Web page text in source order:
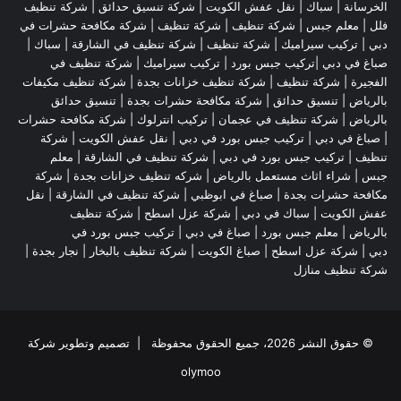
الخرسانة | سباك نقل عفش الكويت شركة تنسيق حدائق
شركة تنظيف
فلل
معلم جبس شركة تنظيف شركة تنظيف
شركة مكافحة حشرات في
دبي
تركيب سيراميك شركة تنظيف شركة تنظيف في الشارقة | سباك |
صباغ في دبي |تركيب جبس بورد | تركيب سيراميك
شركة تنظيف في
الفجيرة
شركة تنظيف شركة تنظيف خزانات بجدة
شركة تنظيف مكيفات
بالرياض
تنسيق حدائق شركة مكافحة حشرات بجدة
تنسيق حدائق
بالرياض
شركة تنظيف في عجمان | تركيب انترلوك | شركة مكافحة حشرات
صباغ في دبي تركيب جبس بورد في دبي نقل عفش الكويت
شركة
تنظيف
تركيب جبس بورد في دبي شركة تنظيف في الشارقة
معلم
جبس
شراء اثاث مستعمل بالرياض شركه تنظيف خزانات بجدة
شركة
مكافحة حشرات بجدة
صباغ في ابوظبي شركة تنظيف في الشارقة
نقل
عفش الكويت | سباك في دبي | شركة عزل اسطح
شركة تنظيف
بالرياض
معلم جبس بورد صباغ في دبي
تركيب جبس بورد في
دبي
شركة عزل اسطح صباغ الكويت شركة تنظيف بالبخار نجار بجدة
شركة تنظيف منازل
© حقوق النشر 2026، جميع الحقوق محفوظة | تصميم وتطوير شركة
olymoo